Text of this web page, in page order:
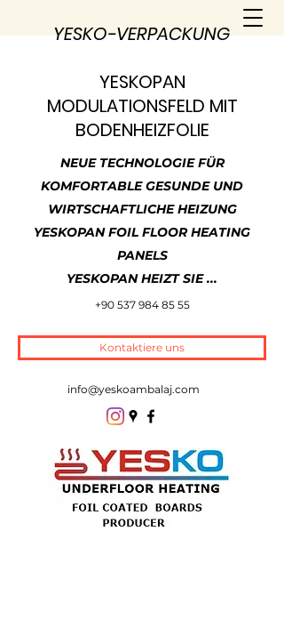
YESKO-VERPACKUNG
YESKOPAN
MODULATIONSFELD MIT
BODENHEIZFOLIE
NEUE TECHNOLOGIE FÜR
KOMFORTABLE GESUNDE UND
WIRTSCHAFTLICHE HEIZUNG
YESKOPAN FOIL FLOOR HEATING
PANELS
YESKOPAN HEIZT SIE ...
+90 537 984 85 55
Kontaktiere uns
info@yeskoambalaj.com